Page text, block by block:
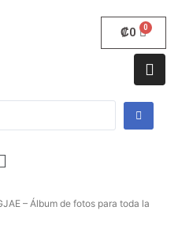
₡0
– Álbum de fotos para toda la